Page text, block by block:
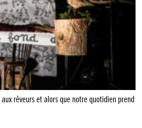
rêveurs et alors que notre quotidien prend